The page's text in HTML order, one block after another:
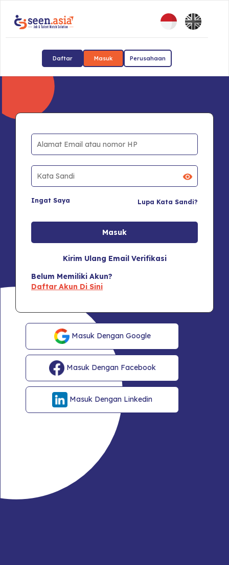
Daftar Masuk Perusahaan
Ingat Saya Lupa Kata Sandi?
Kirim Ulang Email Verifikasi
Belum Memiliki Akun?
Daftar Akun Di Sini
Masuk Dengan Google
Masuk Dengan Facebook
Masuk Dengan Linkedin